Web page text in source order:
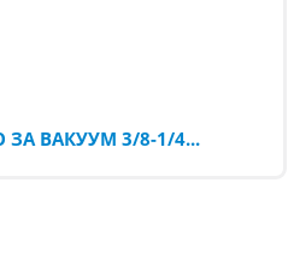
ЗА ВАКУУМ 3/8-1/4...